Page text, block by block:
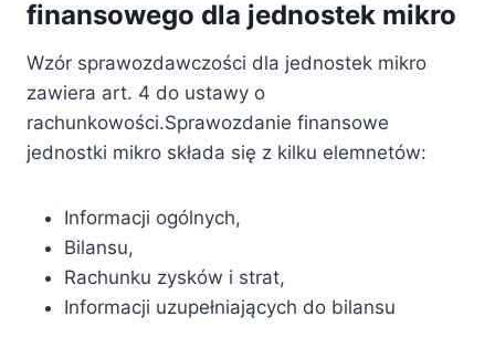
finansowego dla jednostek mikro
Wzór sprawozdawczości dla jednostek mikro
zawiera art. 4 do ustawy o
rachunkowości.Sprawozdanie finansowe
jednostki mikro składa się z kilku elemnetów:
Informacji ogólnych,
Bilansu,
Rachunku zysków i strat,
Informacji uzupełniających do bilansu